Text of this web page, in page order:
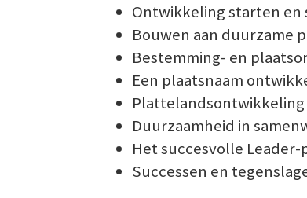
Ontwikkeling starten en
Bouwen aan duurzame
Bestemming- en
Een plaatsnaam
Duurzaamheid in
Het succesvolle
Successen en